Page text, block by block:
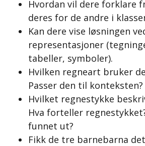
Hvordan vil dere forklare
deres for de andre i
Kan dere vise løsningen
representasjoner
tabeller, symboler).
Hvilken regneart bruker
Passer den til konteksten?
Hvilket regnestykke
Hva forteller
funnet ut?
Fikk de tre barnebarna